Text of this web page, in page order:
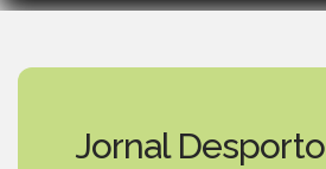
Jornal Desporto